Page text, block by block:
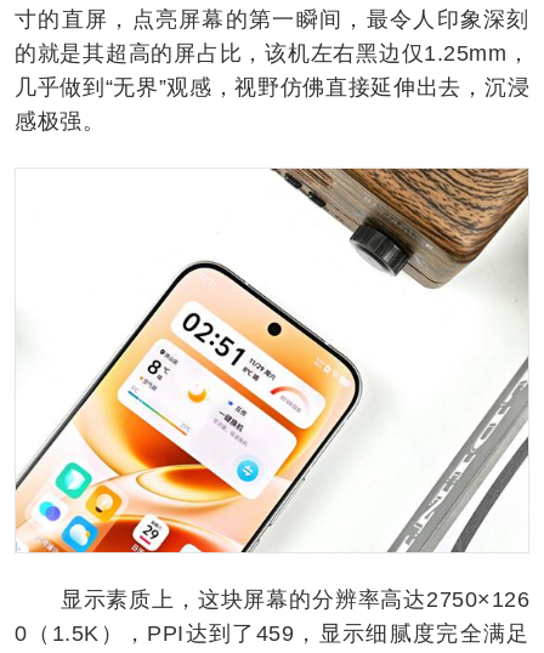
寸的直屏，点亮屏幕的第一瞬间，最令人印象深刻
的就是其超高的屏占比，该机左右黑边仅1.25mm，
几乎做到“无界”观感，视野仿佛直接延伸出去，沉浸
感极强。
显示素质上，这块屏幕的分辨率高达2750×126
0（1.5K），PPI达到了459，显示细腻度完全满足